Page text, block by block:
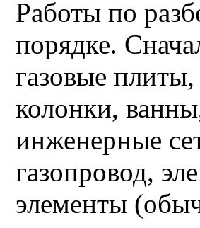
Работы по
порядке.
газовые
колонки,
инженерные
газопровод,
элементы